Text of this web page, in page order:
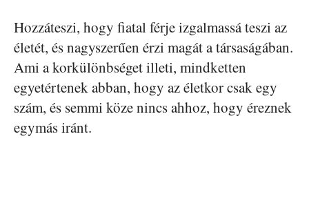
Hozzáteszi, hogy fiatal férje izgalmassá teszi az
életét, és nagyszerűen érzi magát a társaságában.
Ami a korkülönbséget illeti, mindketten
egyetértenek abban, hogy az életkor csak egy
szám, és semmi köze nincs ahhoz, hogy éreznek
egymás iránt.